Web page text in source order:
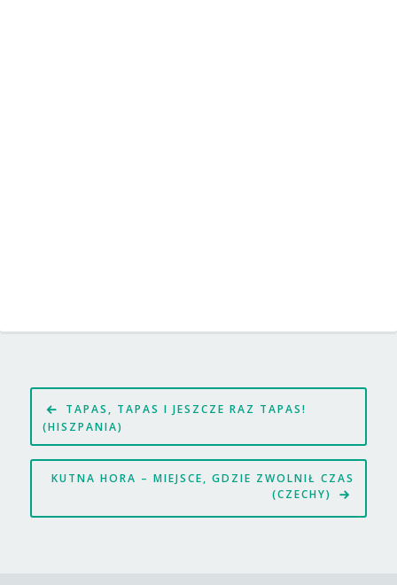
Nawigacja
wpisu
TAPAS, TAPAS I JESZCZE RAZ TAPAS!
(HISZPANIA)
KUTNA HORA – MIEJSCE, GDZIE ZWOLNIŁ CZAS
(CZECHY)